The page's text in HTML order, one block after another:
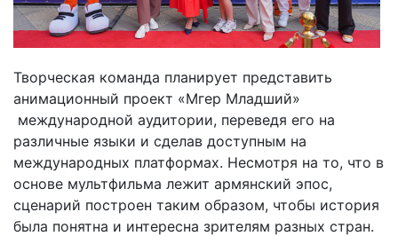
Творческая команда планирует представить
анимационный проект «Мгер Младший»
международной аудитории, переведя его на
различные языки и сделав доступным на
международных платформах. Несмотря на то, что в
основе мультфильма лежит армянский эпос,
сценарий построен таким образом, чтобы история
была понятна и интересна зрителям разных стран.